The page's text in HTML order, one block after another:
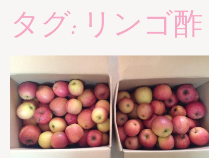
(Enterタグ: リンゴ酢